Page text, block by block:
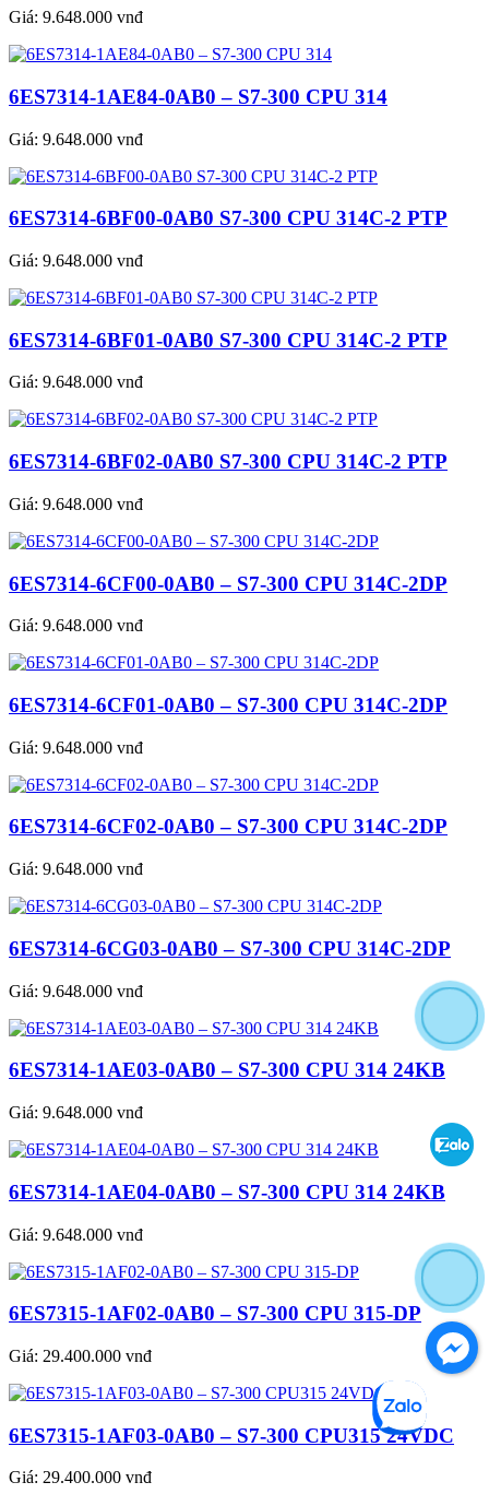
Giá: 9.648.000 vnđ
6ES7314-1AE84-0AB0 – S7-300 CPU 314
Giá: 9.648.000 vnđ
6ES7314-6BF00-0AB0 S7-300 CPU 314C-2 PTP
Giá: 9.648.000 vnđ
6ES7314-6BF01-0AB0 S7-300 CPU 314C-2 PTP
Giá: 9.648.000 vnđ
6ES7314-6BF02-0AB0 S7-300 CPU 314C-2 PTP
Giá: 9.648.000 vnđ
6ES7314-6CF00-0AB0 – S7-300 CPU 314C-2DP
Giá: 9.648.000 vnđ
6ES7314-6CF01-0AB0 – S7-300 CPU 314C-2DP
Giá: 9.648.000 vnđ
6ES7314-6CF02-0AB0 – S7-300 CPU 314C-2DP
Giá: 9.648.000 vnđ
6ES7314-6CG03-0AB0 – S7-300 CPU 314C-2DP
Giá: 9.648.000 vnđ
6ES7314-1AE03-0AB0 – S7-300 CPU 314 24KB
Giá: 9.648.000 vnđ
6ES7314-1AE04-0AB0 – S7-300 CPU 314 24KB
Giá: 9.648.000 vnđ
6ES7315-1AF02-0AB0 – S7-300 CPU 315-DP
Giá: 29.400.000 vnđ
6ES7315-1AF03-0AB0 – S7-300 CPU315 24VDC
Giá: 29.400.000 vnđ